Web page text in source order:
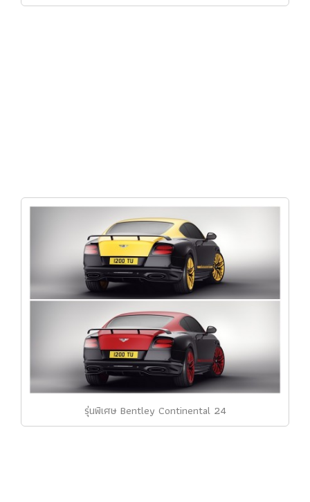
รุ่นพิเศษ Bentley Continental 24